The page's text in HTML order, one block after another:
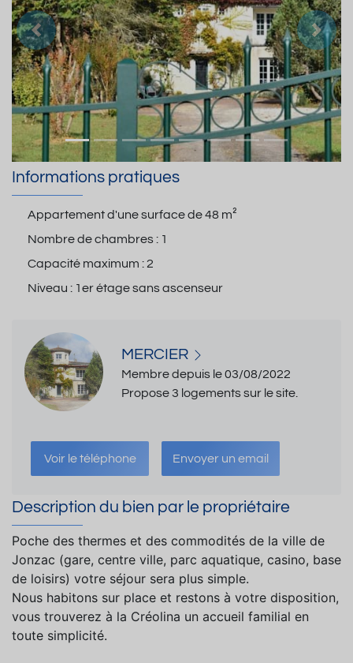
Précedent
Informations pratiques
Appartement d'une surface de48 m²
Nombre de chambres : 1
Capacité maximum :2
Niveau : 1er étage sans ascenseur
MERCIER
Membre depuis le 03/08/2022
Propose 3 logements sur le site.
Voir le téléphone Envoyer un email
Description du bien par le propriétaire
Poche des thermes et des commodités de la ville de
Jonzac (gare, centre ville, parc aquatique, casino, base
de loisirs) votre séjour sera plus simple.
Nous habitons sur place et restons à votre disposition,
vous trouverez à la Créolina un accueil familial en
toute simplicité.